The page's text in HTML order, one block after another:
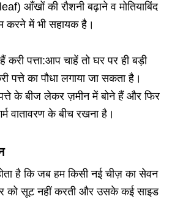
आँखों की रौशनी बढ़ाने व मोतियाबिंद
करने में भी सहायक है।
पत्ता:आप चाहें तो घर पर ही बड़ी
पत्ते का पौधा लगाया जा सकता है।
के बीज लेकर ज़मीन में बोने हैं और फिर
वातावरण के बीच रखना है।
है कि जब हम किसी नई चीज़ का सेवन
को सूट नहीं करती और उसके कई साइड